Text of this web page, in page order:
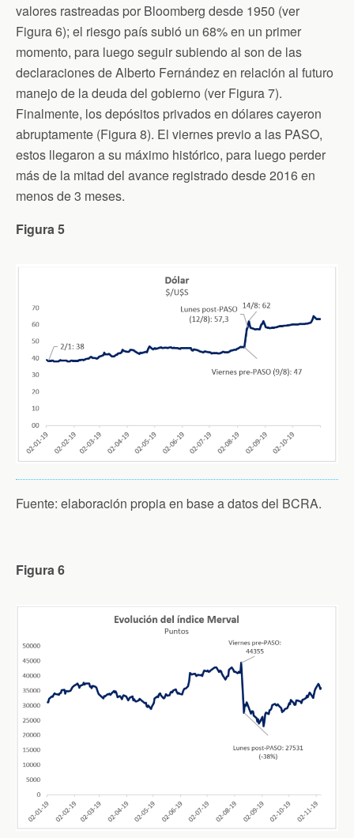
valores rastreadas por Bloomberg desde 1950 (ver
Figura 6); el riesgo país subió un 68% en un primer
momento, para luego seguir subiendo al son de las
declaraciones de Alberto Fernández en relación al futuro
manejo de la deuda del gobierno (ver Figura 7).
Finalmente, los depósitos privados en dólares cayeron
abruptamente (Figura 8). El viernes previo a las PASO,
estos llegaron a su máximo histórico, para luego perder
más de la mitad del avance registrado desde 2016 en
menos de 3 meses.
Figura 5
Fuente: elaboración propia en base a datos del BCRA.
Figura 6